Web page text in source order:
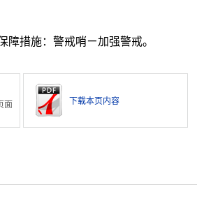
措施：警戒哨ㄧ加强警戒。
面
下载本页内容